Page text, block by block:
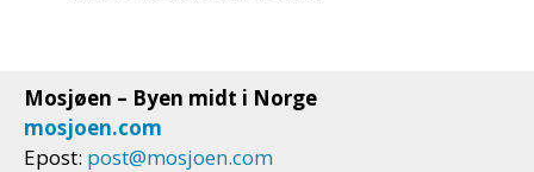
Mosjøen – Byen midt i Norge
mosjoen.com
Epost: post@mosjoen.com